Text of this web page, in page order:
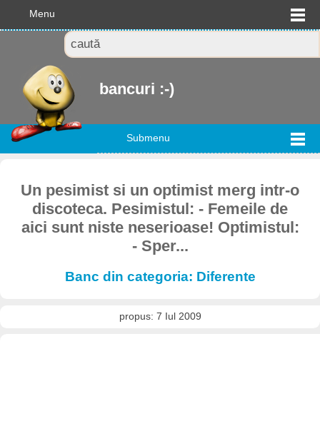
Menu
bancuri :-)
Submenu
Un pesimist si un optimist merg intr-o
discoteca. Pesimistul: - Femeile de
aici sunt niste neserioase! Optimistul:
- Sper...
Banc din categoria: Diferente
propus: 7 Iul 2009